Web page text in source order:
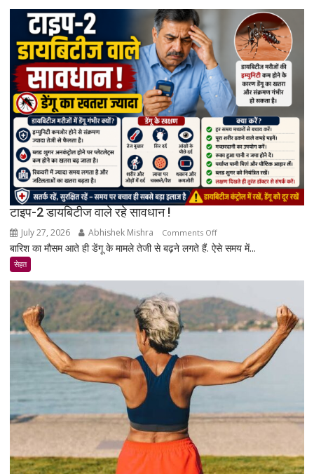
खतरा
एक्सपर्ट
और
रिसर्च
की
पूरी
सच्चाई
टाइप-2 डायबिटीज वाले रहे सावधान !
July 27, 2026 Abhishek Mishra Comments Offon
टाइप-2
सावधान
!
बारिश का मौसम आते ही डेंगू के मामले तेजी से बढ़ने लगते हैं. ऐसे समय में...
सेहत